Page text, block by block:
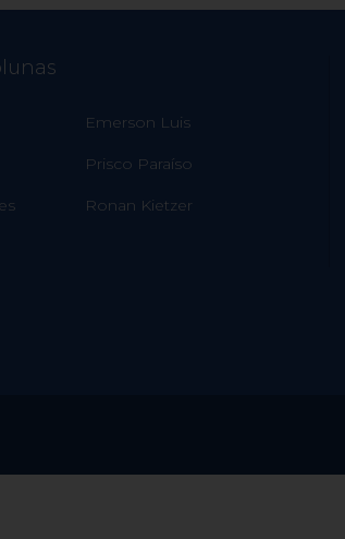
Emerson Luis
Prisco Paraíso
Ronan Kietzer